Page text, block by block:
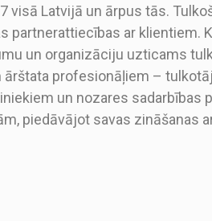
visā Latvijā un ārpus tās.
partnerattiecības ar klientiem.
un organizāciju uzticams
profesionāļiem –
un nozares sadarbības
piedāvājot savas zināšanas